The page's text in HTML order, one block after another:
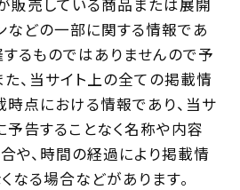
などの一部に関する情報であ
するものではありませんので予
た、当サイト上の全ての掲載情
時点における情報であり、当サ
予告することなく名称や内容
や、時間の経過により掲載情
なる場合などがあります。